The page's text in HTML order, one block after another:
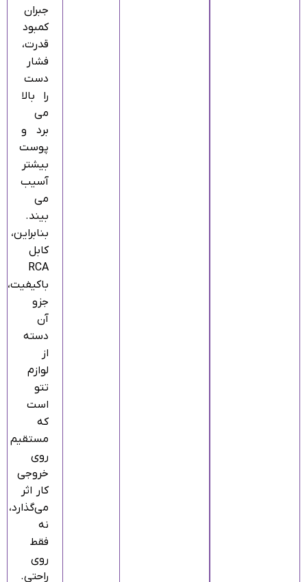
جبران
کمبود
قدرت،
فشار
دست
را بالا
می‌
برد و
پوست
بیشتر
آسیب
می‌
بیند.
بنابراین،
کابل
RCA
باکیفیت،
جزو
آن
دسته
از
لوازم
تتو
است
که
مستقیم
روی
خروجی
کار اثر
می‌گذارد،
نه
فقط
روی
راحتی.